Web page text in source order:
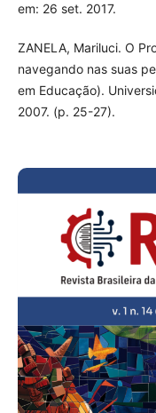
em: 26 set. 2017.
ZANELA, Mariluci. O
navegando nas suas
em Educação).
2007. (p. 25-27).